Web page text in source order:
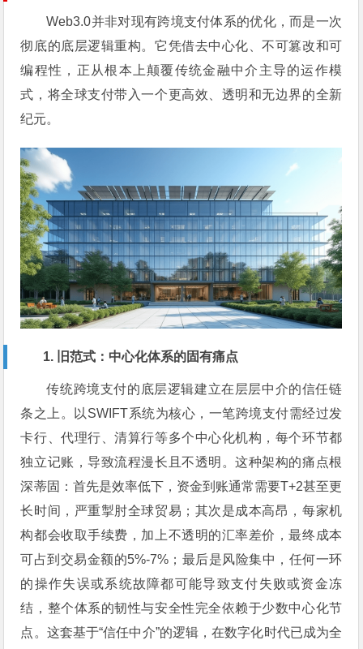
Web3.0并非对现有跨境支付体系的优化，而是一次
彻底的底层逻辑重构。它凭借去中心化、不可篡改和可
编程性，正从根本上颠覆传统金融中介主导的运作模
式，将全球支付带入一个更高效、透明和无边界的全新
纪元。
1. 旧范式：中心化体系的固有痛点
传统跨境支付的底层逻辑建立在层层中介的信任链
条之上。以SWIFT系统为核心，一笔跨境支付需经过发
卡行、代理行、清算行等多个中心化机构，每个环节都
独立记账，导致流程漫长且不透明。这种架构的痛点根
深蒂固：首先是效率低下，资金到账通常需要T+2甚至更
长时间，严重掣肘全球贸易；其次是成本高昂，每家机
构都会收取手续费，加上不透明的汇率差价，最终成本
可占到交易金额的5%-7%；最后是风险集中，任何一环
的操作失误或系统故障都可能导致支付失败或资金冻
结，整个体系的韧性与安全性完全依赖于少数中心化节
点。这套基于“信任中介”的逻辑，在数字化时代已成为全